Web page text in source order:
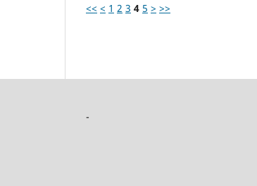
<< < 1 2 3 4 5 > >>
-